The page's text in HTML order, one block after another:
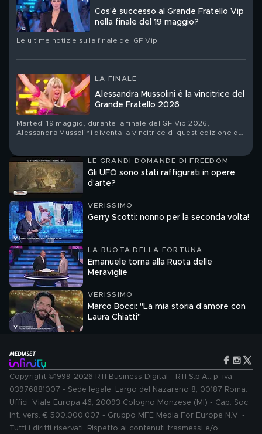
Cos'è successo al Grande Fratello Vip
nella finale del 19 maggio?
Le ultime notizie sulla finale del GF Vip
LA FINALE
Alessandra Mussolini è la vincitrice del
Grande Fratello 2026
Martedì 19 maggio, durante la finale del GF Vip 2026,
Alessandra Mussolini diventa la vincitrice di quest'edizione del
LE GRANDI DOMANDE DI FREEDOM
Gli UFO sono stati raffigurati in opere
d'arte?
VERISSIMO
Gerry Scotti: nonno per la seconda volta!
LA RUOTA DELLA FORTUNA
Emanuele torna alla Ruota delle
Meraviglie
VERISSIMO
Marco Bocci: "La mia storia d'amore con
Laura Chiatti"
Copyright ©1999-2026 RTI Business Digital - RTI S.p.A.: p. iva
03976881007 - Sede legale: Largo del Nazareno 8, 00187 Roma.
Uffici: Viale Europa 46, 20093 Cologno Monzese (MI) - Cap. Soc.
int. vers. € 500.000.007 - Gruppo MFE Media For Europe N.V. -
Tutti i diritti riservati. Rispetto ai contenuti trasmessi e/o